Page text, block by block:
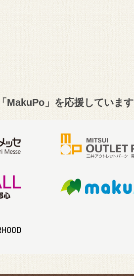
MakuPo」を応援しています